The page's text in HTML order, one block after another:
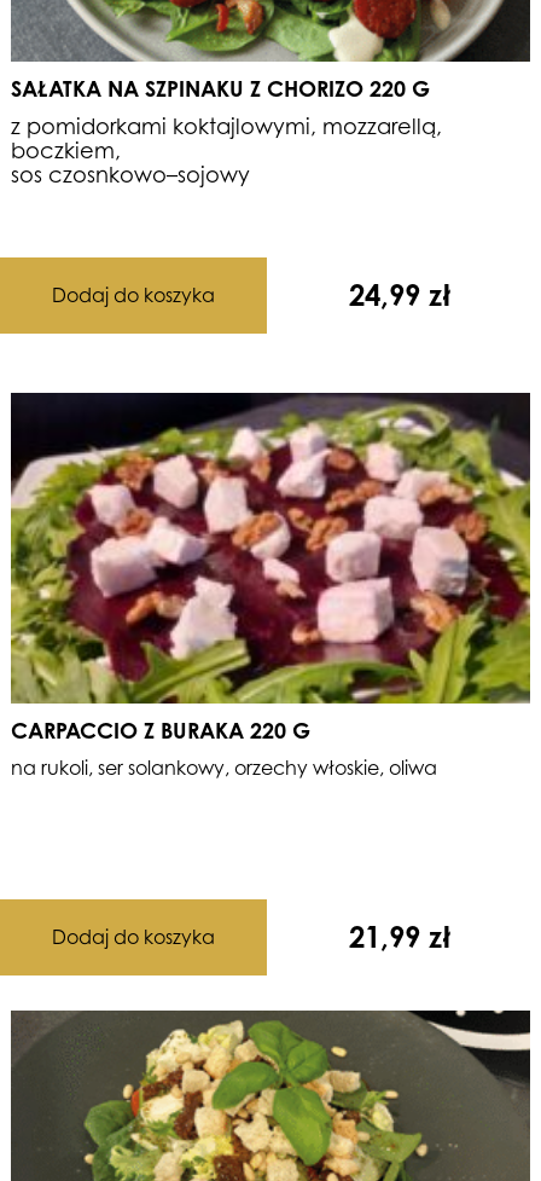
SAŁATKA NA SZPINAKU Z CHORIZO 220 G
z pomidorkami koktajlowymi, mozzarellą,
boczkiem,
sos czosnkowo–sojowy
24,99 zł
Dodaj do koszyka
CARPACCIO Z BURAKA 220 G
na rukoli, ser solankowy, orzechy włoskie, oliwa
21,99 zł
Dodaj do koszyka